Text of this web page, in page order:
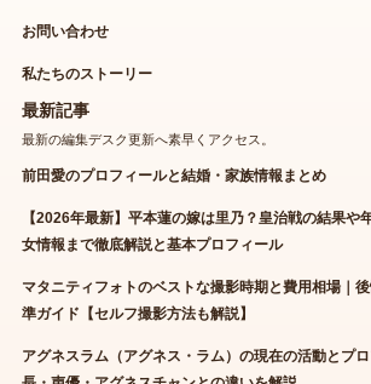
お問い合わせ
私たちのストーリー
最新記事
最新の編集デスク更新へ素早くアクセス。
前田愛のプロフィールと結婚・家族情報まとめ
【2026年最新】平本蓮の嫁は里乃？皇治戦の結果や
女情報まで徹底解説と基本プロフィール
マタニティフォトのベストな撮影時期と費用相場｜
準ガイド【セルフ撮影方法も解説】
アグネスラム（アグネス・ラム）の現在の活動とプ